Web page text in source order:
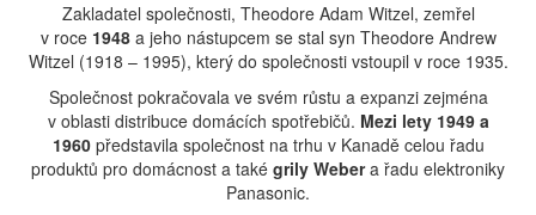
Zakladatel společnosti, Theodore Adam Witzel, zemřel
v roce 1948a jeho nástupcem se stal syn Theodore Andrew
Witzel (1918 – 1995), který do společnosti vstoupil v roce 1935.
Společnost pokračovala ve svém růstu a expanzi zejména
v oblasti distribuce domácích spotřebičů. Mezi lety 1949 a
1960představila společnost na trhu v Kanadě celou řadu
produktů pro domácnost a také grily Webera řadu elektroniky
Panasonic.